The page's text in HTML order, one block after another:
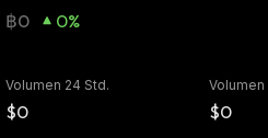
฿0
0%
Volumen 24 Std.
$0
Volumen
$0